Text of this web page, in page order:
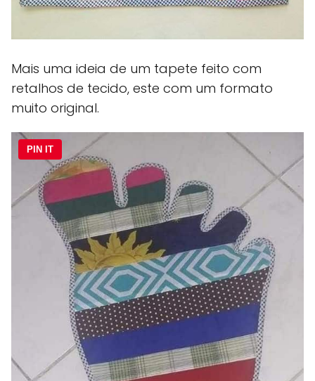
Mais uma ideia de um tapete feito com
retalhos de tecido, este com um formato
muito original.
PIN IT